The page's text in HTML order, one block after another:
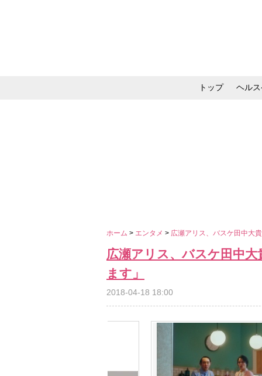
トップ ヘル
ホーム > エンタメ > 広瀬アリス、バスケ田中大
広瀬アリス、バスケ田中
ます」
2018-04-18 18:00